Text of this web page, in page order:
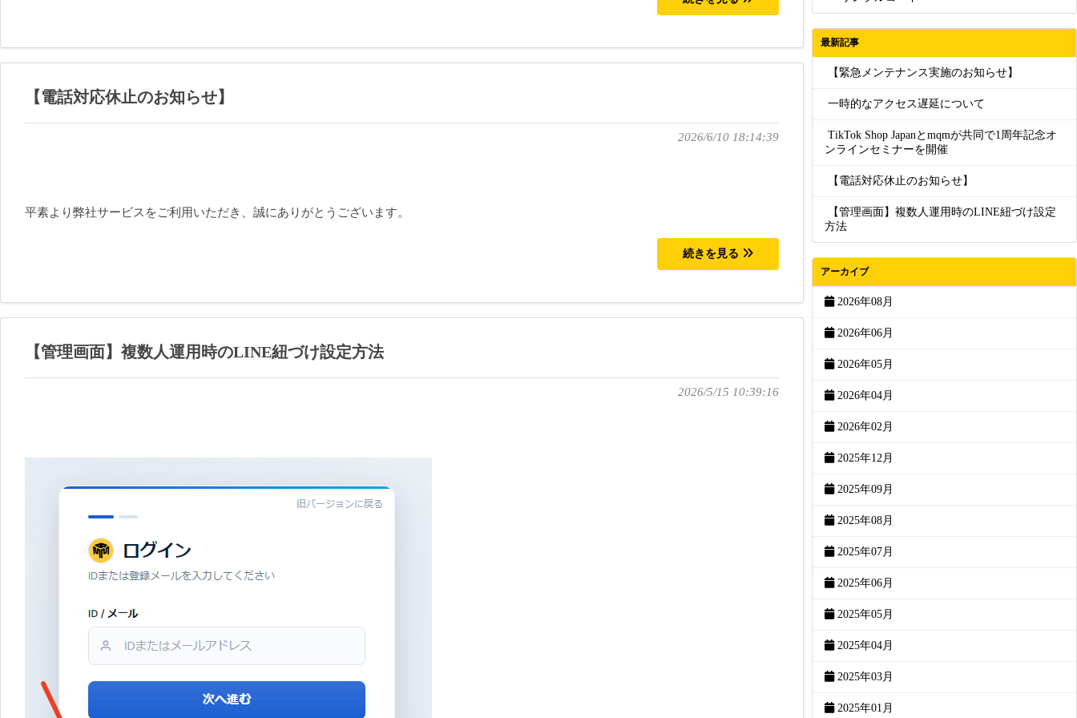
【電話対応休止のお知らせ】
2026/6/10 18:14:39
平素より弊社サービスをご利用いただき、誠にありがとうございます。
続きを見る
【管理画面】複数人運用時のLINE紐づけ設定方法
2026/5/15 10:39:16
最新記事
【緊急メンテナンス実施のお知らせ】
一時的なアクセス遅延について
TikTok Shop Japanとmqmが共同で1周年記念オ
ンラインセミナーを開催
【電話対応休止のお知らせ】
【管理画面】複数人運用時のLINE紐づけ設定
方法
アーカイブ
2026年08月
2026年06月
2026年05月
2026年04月
2026年02月
2025年12月
2025年09月
2025年08月
2025年07月
2025年06月
2025年05月
2025年04月
2025年03月
2025年01月